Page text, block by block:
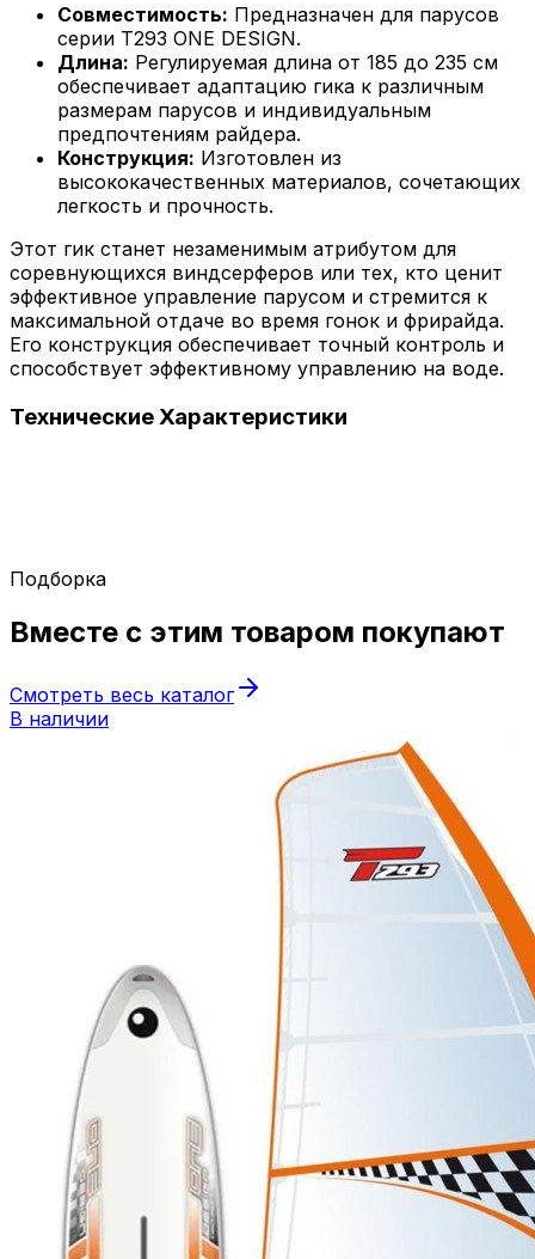
Совместимость: Предназначен для парусов
серии T293 ONE DESIGN.
Длина: Регулируемая длина от 185 до 235 см
обеспечивает адаптацию гика к различным
размерам парусов и индивидуальным
предпочтениям райдера.
Конструкция: Изготовлен из
высококачественных материалов, сочетающих
легкость и прочность.
Этот гик станет незаменимым атрибутом для
соревнующихся виндсерферов или тех, кто ценит
эффективное управление парусом и стремится к
максимальной отдаче во время гонок и фрирайда.
Его конструкция обеспечивает точный контроль и
способствует эффективному управлению на воде.
Технические Характеристики
Подборка
Вместе с этим товаром покупают
Смотреть весь каталог
В наличии